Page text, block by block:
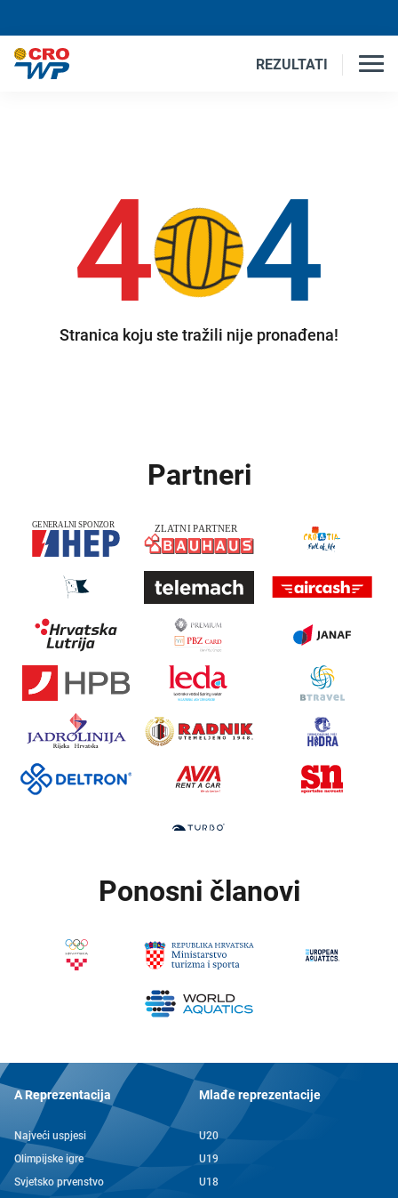
REZULTATI
4 4
Stranica koju ste tražili nije pronađena!
Partneri
Ponosni članovi
A Reprezentacija
Najveći uspjesi
Olimpijske igre
Svjetsko prvenstvo
Mlađe reprezentacije
U20
U19
U18